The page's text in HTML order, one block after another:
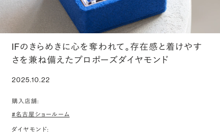
IFのきらめきに心を奪われて。存在感と着けやす
さを兼ね備えたプロポーズダイヤモンド
2025.10.22
購入店舗:
#名古屋ショールーム
ダイヤモンド: